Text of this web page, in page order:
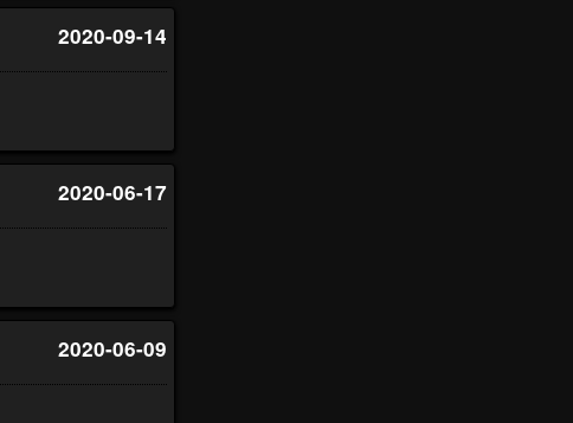
2020-09-14
2020-06-17
2020-06-09